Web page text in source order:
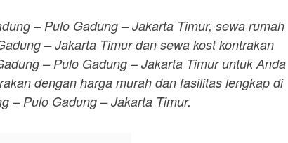
– Pulo Gadung – Jakarta Timur, sewa rumah
– Jakarta Timur dan sewa kost kontrakan
– Pulo Gadung – Jakarta Timur untuk Anda
dengan harga murah dan fasilitas lengkap di
– Pulo Gadung – Jakarta Timur.